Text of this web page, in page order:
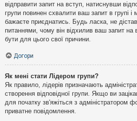
відправити запит на вступ, натиснувши
групи повинен схвалити ваш запит в групі
бажаєте приєднатись. Будь ласка, не
питаннями, чому він відхилив ваш запит на
бути для цього свої причини.
Догори
Як мені стати Лідером групи?
Як правило, лідерів призначають
створення відповідної групи. Якщо ви
для початку зв'яжіться з адміністратором
приватне повідомлення.